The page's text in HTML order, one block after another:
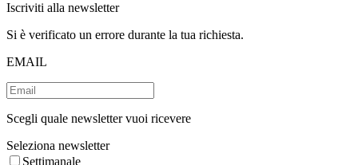
Iscriviti alla newsletter
Si è verificato un errore durante la tua richiesta.
EMAIL
Scegli quale newsletter vuoi ricevere
Seleziona newsletter
Settimanale